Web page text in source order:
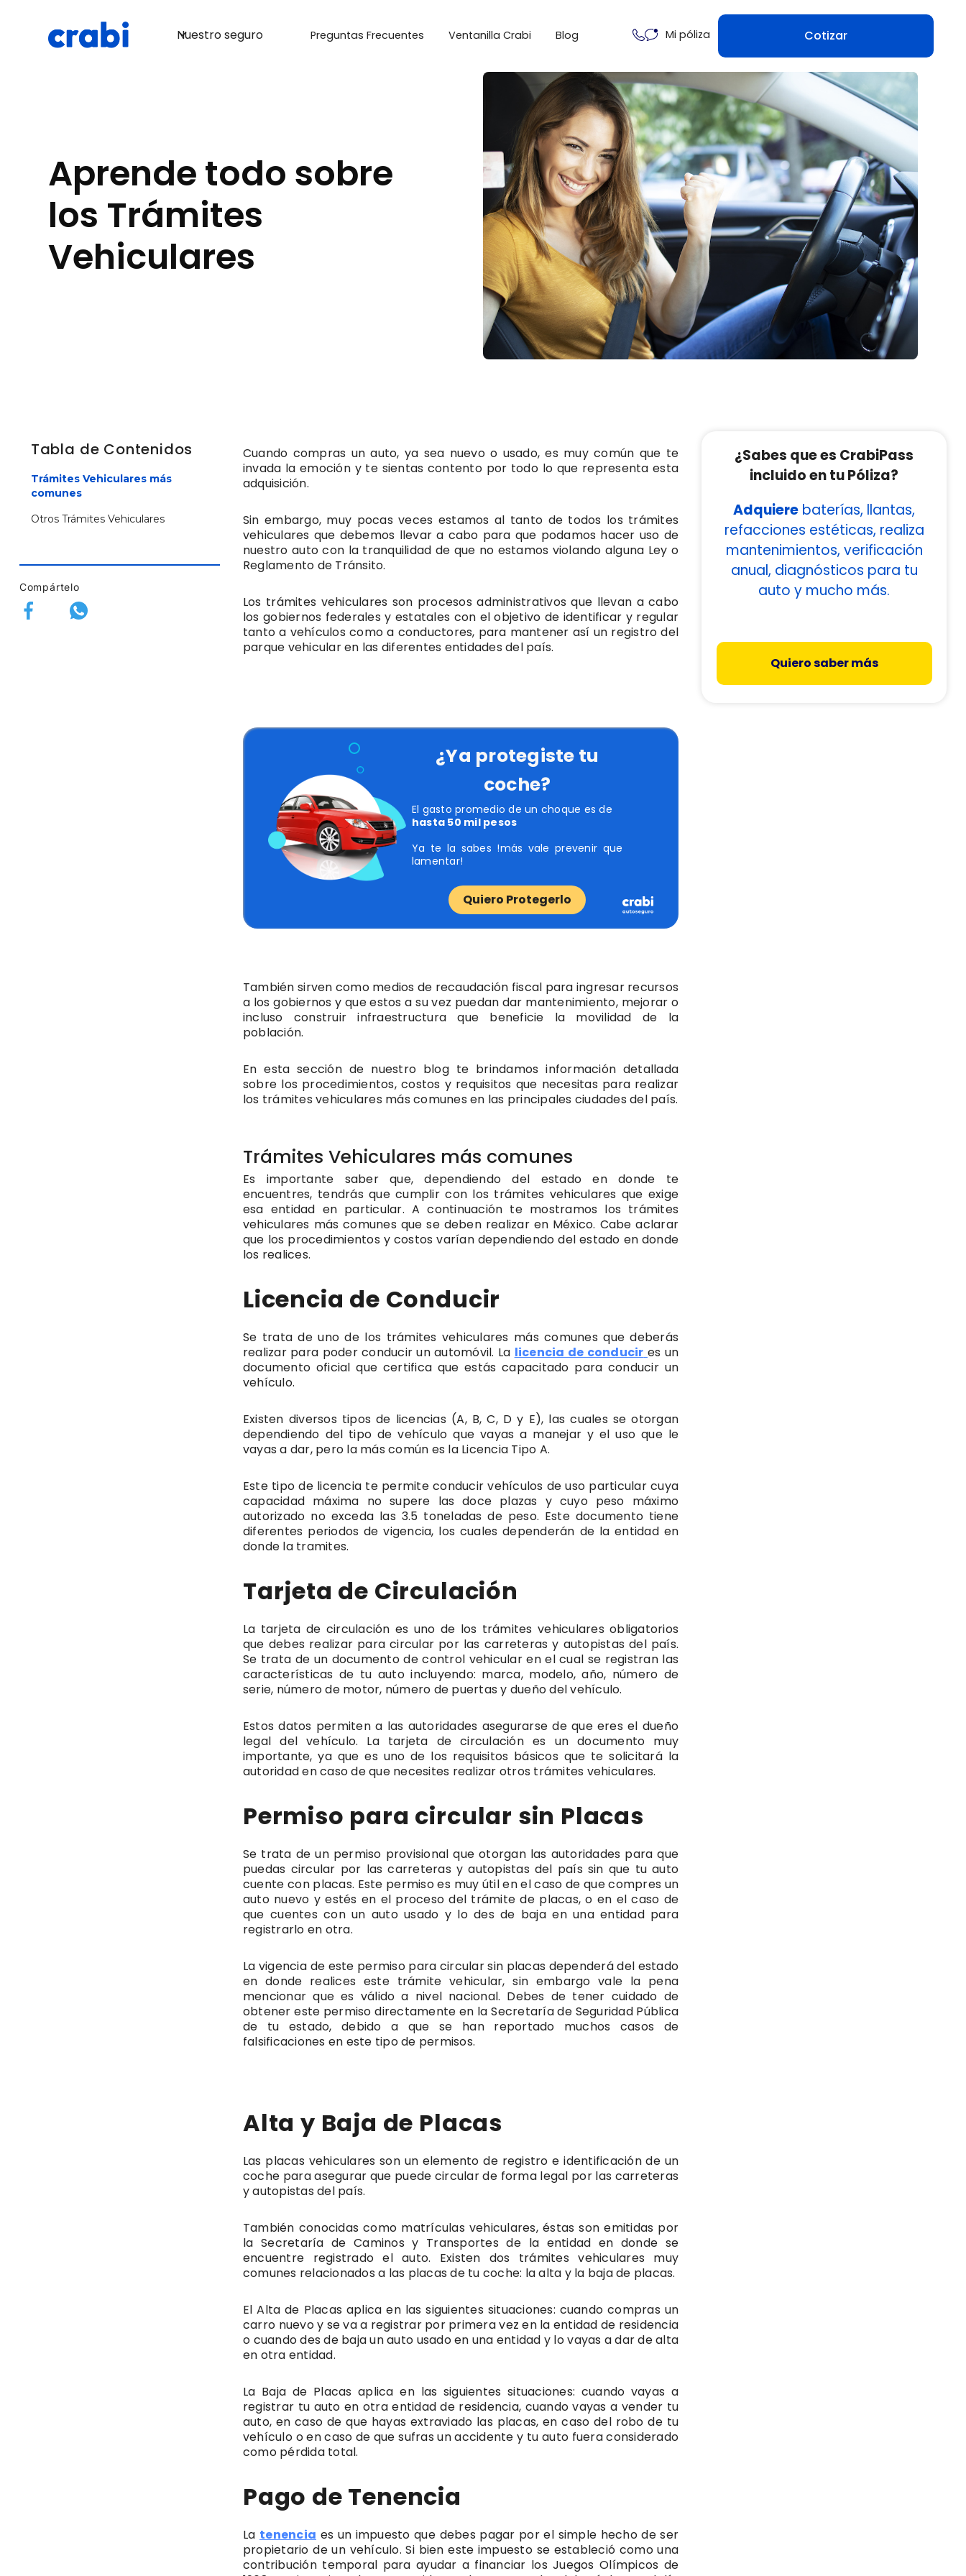
Cotiza aquí
Nuestro seguro
Preguntas Frecuentes Ventanilla Crabi Blog Mi póliza Cotizar
Aprende todo sobre
los Trámites
Vehiculares
Tabla de Contenidos
Trámites Vehiculares más
comunes
Otros Trámites Vehiculares
Compártelo
Cuando compras un auto, ya sea nuevo o usado, es muy común que te
invada la emoción y te sientas contento por todo lo que representa esta
adquisición.
Sin embargo, muy pocas veces estamos al tanto de todos los trámites
vehiculares que debemos llevar a cabo para que podamos hacer uso de
nuestro auto con la tranquilidad de que no estamos violando alguna Ley o
Reglamento de Tránsito.
Los trámites vehiculares son procesos administrativos que llevan a cabo
los gobiernos federales y estatales con el objetivo de identificar y regular
tanto a vehículos como a conductores, para mantener así un registro del
parque vehicular en las diferentes entidades del país.
¿Ya protegiste tu
coche?
El gasto promedio de un choque es de
hasta 50 mil pesos
Ya te la sabes !más vale prevenir que
lamentar!
Quiero Protegerlo
También sirven como medios de recaudación fiscal para ingresar recursos
a los gobiernos y que estos a su vez puedan dar mantenimiento, mejorar o
incluso construir infraestructura que beneficie la movilidad de la
población.
En esta sección de nuestro blog te brindamos información detallada
sobre los procedimientos, costos y requisitos que necesitas para realizar
los trámites vehiculares más comunes en las principales ciudades del país.
Trámites Vehiculares más comunes
Es importante saber que, dependiendo del estado en donde te
encuentres, tendrás que cumplir con los trámites vehiculares que exige
esa entidad en particular. A continuación te mostramos los trámites
vehiculares más comunes que se deben realizar en México. Cabe aclarar
que los procedimientos y costos varían dependiendo del estado en donde
los realices.
Licencia de Conducir
Se trata de uno de los trámites vehiculares más comunes que deberás
realizar para poder conducir un automóvil. La licencia de conducir es un
documento oficial que certifica que estás capacitado para conducir un
vehículo.
Existen diversos tipos de licencias (A, B, C, D y E), las cuales se otorgan
dependiendo del tipo de vehículo que vayas a manejar y el uso que le
vayas a dar, pero la más común es la Licencia Tipo A.
Este tipo de licencia te permite conducir vehículos de uso particular cuya
capacidad máxima no supere las doce plazas y cuyo peso máximo
autorizado no exceda las 3.5 toneladas de peso. Este documento tiene
diferentes periodos de vigencia, los cuales dependerán de la entidad en
donde la tramites.
Tarjeta de Circulación
La tarjeta de circulación es uno de los trámites vehiculares obligatorios
que debes realizar para circular por las carreteras y autopistas del país.
Se trata de un documento de control vehicular en el cual se registran las
características de tu auto incluyendo: marca, modelo, año, número de
serie, número de motor, número de puertas y dueño del vehículo.
Estos datos permiten a las autoridades asegurarse de que eres el dueño
legal del vehículo. La tarjeta de circulación es un documento muy
importante, ya que es uno de los requisitos básicos que te solicitará la
autoridad en caso de que necesites realizar otros trámites vehiculares.
Permiso para circular sin Placas
Se trata de un permiso provisional que otorgan las autoridades para que
puedas circular por las carreteras y autopistas del país sin que tu auto
cuente con placas. Este permiso es muy útil en el caso de que compres un
auto nuevo y estés en el proceso del trámite de placas, o en el caso de
que cuentes con un auto usado y lo des de baja en una entidad para
registrarlo en otra.
La vigencia de este permiso para circular sin placas dependerá del estado
en donde realices este trámite vehicular, sin embargo vale la pena
mencionar que es válido a nivel nacional. Debes de tener cuidado de
obtener este permiso directamente en la Secretaría de Seguridad Pública
de tu estado, debido a que se han reportado muchos casos de
falsificaciones en este tipo de permisos.
Alta y Baja de Placas
Las placas vehiculares son un elemento de registro e identificación de un
coche para asegurar que puede circular de forma legal por las carreteras
y autopistas del país.
También conocidas como matrículas vehiculares, éstas son emitidas por
la Secretaría de Caminos y Transportes de la entidad en donde se
encuentre registrado el auto. Existen dos trámites vehiculares muy
comunes relacionados a las placas de tu coche: la alta y la baja de placas.
El Alta de Placas aplica en las siguientes situaciones: cuando compras un
carro nuevo y se va a registrar por primera vez en la entidad de residencia
o cuando des de baja un auto usado en una entidad y lo vayas a dar de alta
en otra entidad.
La Baja de Placas aplica en las siguientes situaciones: cuando vayas a
registrar tu auto en otra entidad de residencia, cuando vayas a vender tu
auto, en caso de que hayas extraviado las placas, en caso del robo de tu
vehículo o en caso de que sufras un accidente y tu auto fuera considerado
como pérdida total.
Pago de Tenencia
La tenencia es un impuesto que debes pagar por el simple hecho de ser
propietario de un vehículo. Si bien este impuesto se estableció como una
contribución temporal para ayudar a financiar los Juegos Olímpicos de
¿Sabes que es CrabiPass
incluido en tu Póliza?
Adquiere baterías, llantas,
refacciones estéticas, realiza
mantenimientos, verificación
anual, diagnósticos para tu
auto y mucho más.
Quiero saber más